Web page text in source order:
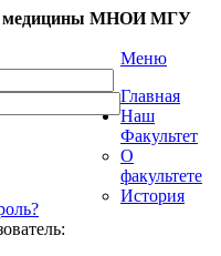
медицины МНОИ МГУ
Меню
Главная
Наш
Факультет
О
факультете
История